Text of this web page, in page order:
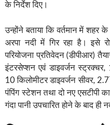
के निर्देश दिए।
उन्होंने बताया कि वर्तमान में शहर
अरपा नदी में गिर रहा है। इसे
परियोजना प्रतिवेदन (डीपीआर)
इंटरसेप्शन एवं डाइवर्जन स्ट्रक्चर,
10 किलोमीटर डाइवर्जन सीवर,
पंपिंग स्टेशन तथा दो नए एसटीपी
गंदा पानी उपचारित होने के बाद ही